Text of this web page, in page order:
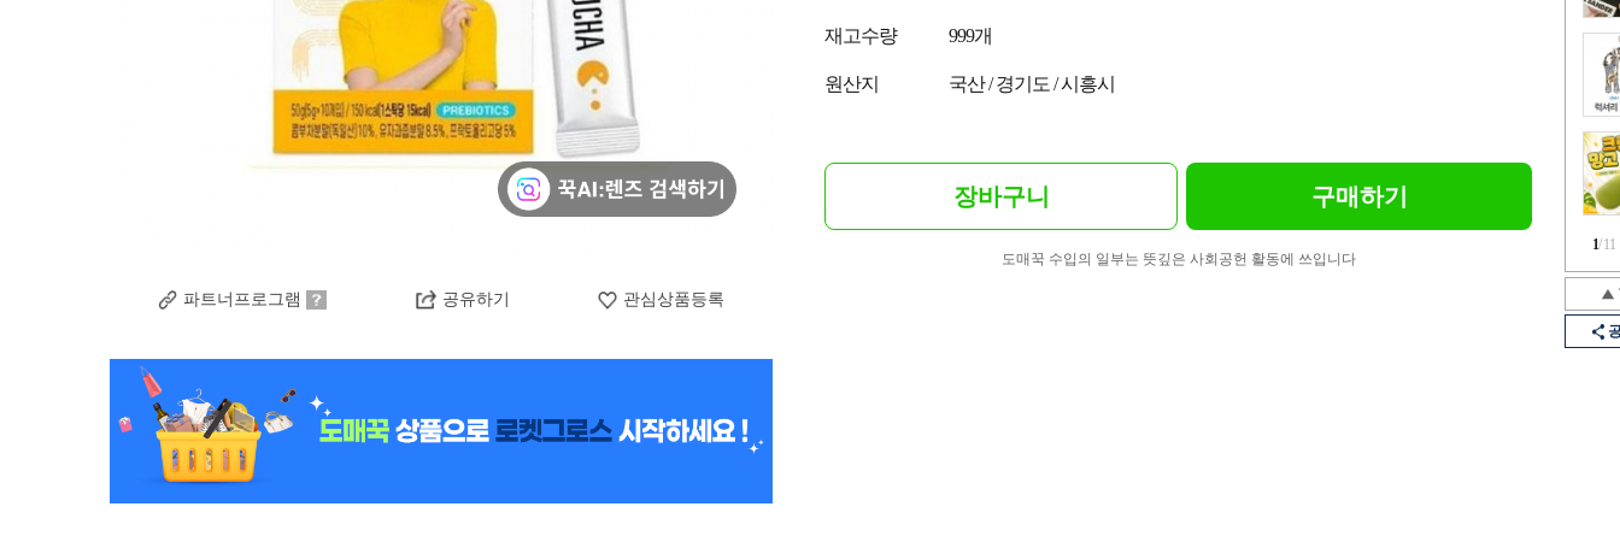
1/11
파트너프로그램 공유하기 관심상품등록
재고수량 999개
원산지 국산 / 경기도 / 시흥시
장바구니 구매하기
도매꾹 수입의 일부는 뜻깊은 사회공헌 활동에 쓰입니다